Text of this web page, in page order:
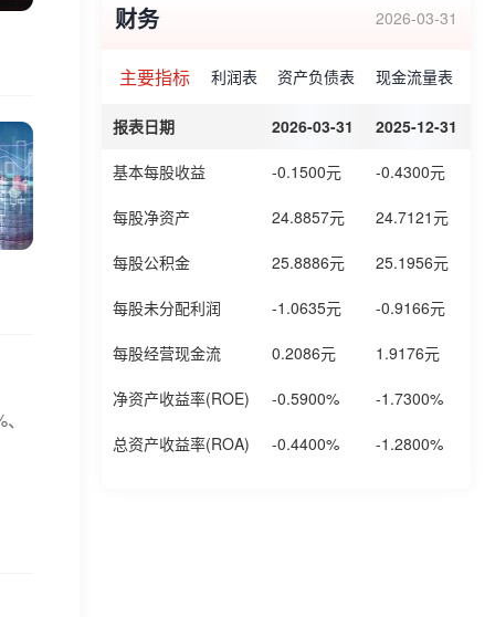
财务 2026-03-31
主要指标 利润表 资产负债表 现金流量表
报表日期 2026-03-31 2025-12-31
基本每股收益 -0.1500元 -0.4300元
每股净资产 24.8857元 24.7121元
每股公积金 25.8886元 25.1956元
每股未分配利润 -1.0635元 -0.9166元
每股经营现金流 0.2086元 1.9176元
净资产收益率(ROE) -0.5900% -1.7300%
总资产收益率(ROA) -0.4400% -1.2800%